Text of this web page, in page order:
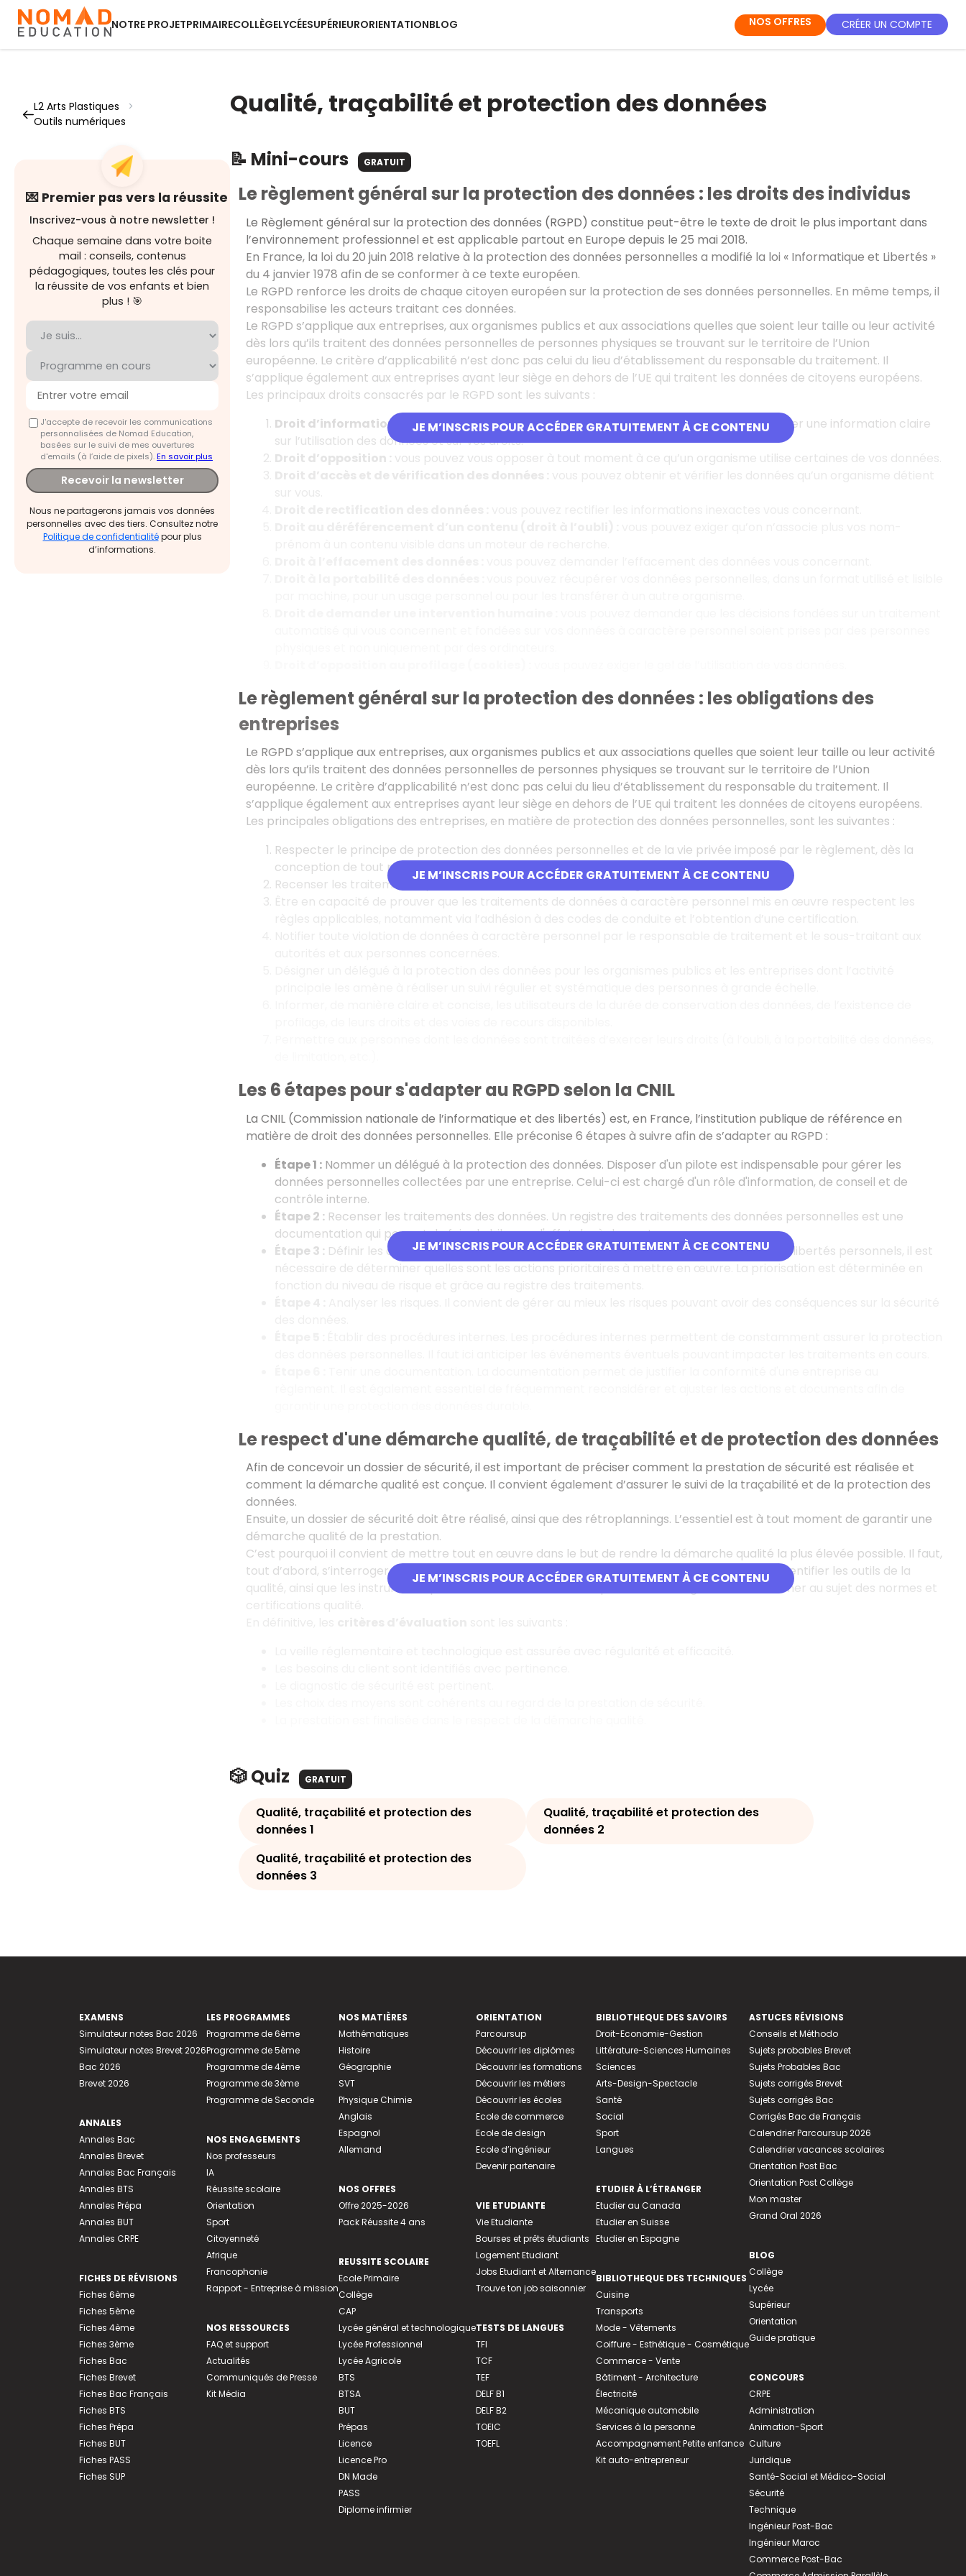
NOTRE PROJETPRIMAIRECOLLÈGELYCÉESUPÉRIEURORIENTATIONBLOG NOS OFFRES CRÉER UN COMPTE
L2 Arts Plastiques
>
Outils numériques
💌 Premier pas vers la réussite
Inscrivez-vous à notre newsletter !
Chaque semaine dans votre boite
mail : conseils, contenus
pédagogiques, toutes les clés pour
la réussite de vos enfants et bien
plus ! 🎯
J'accepte de recevoir les communications
personnalisées de Nomad Education,
basées sur le suivi de mes ouvertures
d'emails (à l’aide de pixels).En savoir plus
Recevoir la newsletter
Nous ne partagerons jamais vos données
personnelles avec des tiers. Consultez notre
Politique de confidentialitépour plus
d’informations.
Qualité, traçabilité et protection des données
📝 Mini-cours GRATUIT
JE M’INSCRIS POUR ACCÉDER GRATUITEMENT À CE CONTENU
Le règlement général sur la protection des données : les droits des individus
Le Règlement général sur la protection des données (RGPD) constitue peut-être le texte de droit le plus important dans
l’environnement professionnel et est applicable partout en Europe depuis le 25 mai 2018.
En France, la loi du 20 juin 2018 relative à la protection des données personnelles a modifié la loi « Informatique et Libertés »
du 4 janvier 1978 afin de se conformer à ce texte européen.
Le RGPD renforce les droits de chaque citoyen européen sur la protection de ses données personnelles. En même temps, il
responsabilise les acteurs traitant ces données.
Le RGPD s’applique aux entreprises, aux organismes publics et aux associations quelles que soient leur taille ou leur activité
dès lors qu’ils traitent des données personnelles de personnes physiques se trouvant sur le territoire de l’Union
européenne. Le critère d’applicabilité n’est donc pas celui du lieu d’établissement du responsable du traitement. Il
s’applique également aux entreprises ayant leur siège en dehors de l’UE qui traitent les données de citoyens européens.
Les principaux droits consacrés par le RGPD sont les suivants :
Droit d’information :
un organisme qui collecte des informations sur vous doit vous proposer une information claire
sur l’utilisation des données et sur vos droits.
Droit d’opposition : vous pouvez vous opposer à tout moment à ce qu’un organisme utilise certaines de vos données.
JE M’INSCRIS POUR ACCÉDER GRATUITEMENT À CE CONTENU
Le règlement général sur la protection des données : les obligations des
entreprises
Le RGPD s’applique aux entreprises, aux organismes publics et aux associations quelles que soient leur taille ou leur activité
dès lors qu’ils traitent des données personnelles de personnes physiques se trouvant sur le territoire de l’Union
européenne. Le critère d’applicabilité n’est donc pas celui du lieu d’établissement du responsable du traitement. Il
s’applique également aux entreprises ayant leur siège en dehors de l’UE qui traitent les données de citoyens européens.
Les principales obligations des entreprises, en matière de protection des données personnelles, sont les suivantes :
Respecter le principe de protection des données personnelles et de la vie privée imposé par le règlement, dès la
conception de tout projet (by design).
Recenser les traitements qu’elles mettent en œuvre dans un registre.
Être en capacité de prouver que les traitements de données à caractère personnel mis en œuvre respectent les
JE M’INSCRIS POUR ACCÉDER GRATUITEMENT À CE CONTENU
Les 6 étapes pour s'adapter au RGPD selon la CNIL
La CNIL (Commission nationale de l’informatique et des libertés) est, en France, l’institution publique de référence en
matière de droit des données personnelles. Elle préconise 6 étapes à suivre afin de s’adapter au RGPD :
Étape 1 :Nommer un délégué à la protection des données. Disposer d'un pilote est indispensable pour gérer les
données personnelles collectées par une entreprise. Celui-ci est chargé d'un rôle d'information, de conseil et de
contrôle interne.
Étape 2 :Recenser les traitements des données. Un registre des traitements des données personnelles est une
documentation qui permet de faire le bilan sur l'effet du règlement.
Étape 3 : Définir les actions correctives. Afin de respecter les règles en matière de droits et libertés personnels, il est
nécessaire de déterminer quelles sont les actions prioritaires à mettre en œuvre. La priorisation est déterminée en
JE M’INSCRIS POUR ACCÉDER GRATUITEMENT À CE CONTENU
Le respect d'une démarche qualité, de traçabilité et de protection des données
Afin de concevoir un dossier de sécurité, il est important de préciser comment la prestation de sécurité est réalisée et
comment la démarche qualité est conçue. Il convient également d’assurer le suivi de la traçabilité et de la protection des
données.
Ensuite, un dossier de sécurité doit être réalisé, ainsi que des rétroplannings. L’essentiel est à tout moment de garantir une
démarche qualité de la prestation.
C’est pourquoi il convient de mettre tout en œuvre dans le but de rendre la démarche qualité la plus élevée possible. Il faut,
tout d’abord, s’interroger sur ce que l’on entend à travers la notion de qualité. Puis, il importe d’identifier les outils de la
qualité, ainsi que les instruments permettant le contrôle de la qualité. On doit également s’informer au sujet des normes et
certifications qualité.
🎲 Quiz GRATUIT
Qualité, traçabilité et protection des
données 1
Qualité, traçabilité et protection des
données 2
Qualité, traçabilité et protection des
données 3
EXAMENS
Simulateur notes Bac 2026
Simulateur notes Brevet 2026
Bac 2026
Brevet 2026
ANNALES
Annales Bac
Annales Brevet
Annales Bac Français
Annales BTS
Annales Prépa
Annales BUT
Annales CRPE
FICHES DE RÉVISIONS
Fiches 6ème
Fiches 5ème
Fiches 4ème
Fiches 3ème
Fiches Bac
Fiches Brevet
Fiches Bac Français
Fiches BTS
Fiches Prépa
Fiches BUT
Fiches PASS
Fiches SUP
LES PROGRAMMES
Programme de 6ème
Programme de 5ème
Programme de 4ème
Programme de 3ème
Programme de Seconde
NOS ENGAGEMENTS
Nos professeurs
IA
Réussite scolaire
Orientation
Sport
Citoyenneté
Afrique
Francophonie
Rapport - Entreprise à mission
NOS RESSOURCES
FAQ et support
Actualités
Communiqués de Presse
Kit Média
NOS MATIÈRES
Mathématiques
Histoire
Géographie
SVT
Physique Chimie
Anglais
Espagnol
Allemand
NOS OFFRES
Offre 2025-2026
Pack Réussite 4 ans
REUSSITE SCOLAIRE
Ecole Primaire
Collège
CAP
Lycée général et technologique
Lycée Professionnel
Lycée Agricole
BTS
BTSA
BUT
Prépas
Licence
Licence Pro
DN Made
PASS
Diplome infirmier
ORIENTATION
Parcoursup
Découvrir les diplômes
Découvrir les formations
Découvrir les métiers
Découvrir les écoles
Ecole de commerce
Ecole de design
Ecole d’ingénieur
Devenir partenaire
VIE ETUDIANTE
Vie Etudiante
Bourses et prêts étudiants
Logement Etudiant
Jobs Etudiant et Alternance
Trouve ton job saisonnier
TESTS DE LANGUES
TFI
TCF
TEF
DELF B1
DELF B2
TOEIC
TOEFL
BIBLIOTHEQUE DES SAVOIRS
Droit-Economie-Gestion
Littérature-Sciences Humaines
Sciences
Arts-Design-Spectacle
Santé
Social
Sport
Langues
ETUDIER À L’ÉTRANGER
Etudier au Canada
Etudier en Suisse
Etudier en Espagne
BIBLIOTHEQUE DES TECHNIQUES
Cuisine
Transports
Mode - Vêtements
Coiffure - Esthétique - Cosmétique
Commerce - Vente
Bâtiment - Architecture
Électricité
Mécanique automobile
Services à la personne
Accompagnement Petite enfance
Kit auto-entrepreneur
ASTUCES RÉVISIONS
Conseils et Méthodo
Sujets probables Brevet
Sujets Probables Bac
Sujets corrigés Brevet
Sujets corrigés Bac
Corrigés Bac de Français
Calendrier Parcoursup 2026
Calendrier vacances scolaires
Orientation Post Bac
Orientation Post Collège
Mon master
Grand Oral 2026
BLOG
Collège
Lycée
Supérieur
Orientation
Guide pratique
CONCOURS
CRPE
Administration
Animation-Sport
Culture
Juridique
Santé-Social et Médico-Social
Sécurité
Technique
Ingénieur Post-Bac
Ingénieur Maroc
Commerce Post-Bac